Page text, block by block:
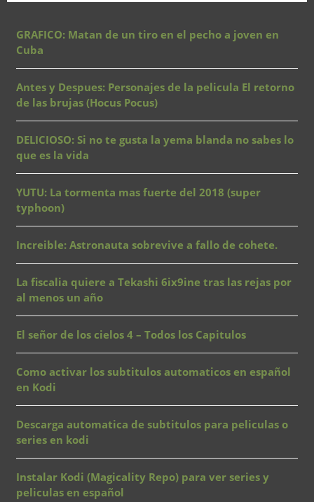
GRAFICO: Matan de un tiro en el pecho a joven en
Cuba
Antes y Despues: Personajes de la pelicula El retorno
de las brujas (Hocus Pocus)
DELICIOSO: Si no te gusta la yema blanda no sabes lo
que es la vida
YUTU: La tormenta mas fuerte del 2018 (super
typhoon)
Increible: Astronauta sobrevive a fallo de cohete.
La fiscalia quiere a Tekashi 6ix9ine tras las rejas por
al menos un año
El señor de los cielos 4 – Todos los Capitulos
Como activar los subtitulos automaticos en español
en Kodi
Descarga automatica de subtitulos para peliculas o
series en kodi
Instalar Kodi (Magicality Repo) para ver series y
peliculas en español